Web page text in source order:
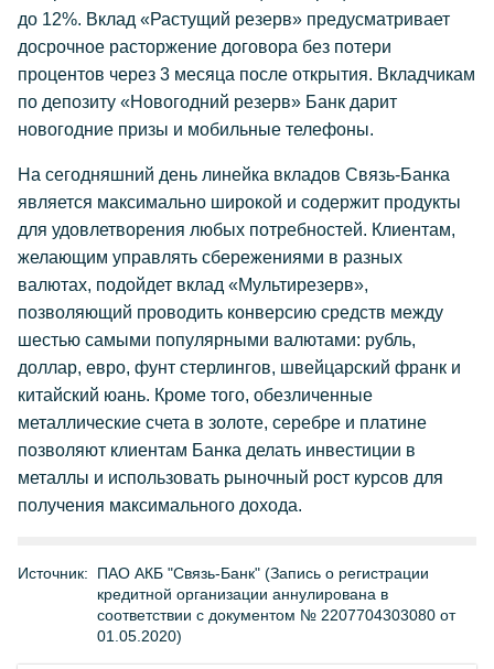
до 12%. Вклад «Растущий резерв» предусматривает
досрочное расторжение договора без потери
процентов через 3 месяца после открытия. Вкладчикам
по депозиту «Новогодний резерв» Банк дарит
новогодние призы и мобильные телефоны.
На сегодняшний день линейка вкладов Связь-Банка
является максимально широкой и содержит продукты
для удовлетворения любых потребностей. Клиентам,
желающим управлять сбережениями в разных
валютах, подойдет вклад «Мультирезерв»,
позволяющий проводить конверсию средств между
шестью самыми популярными валютами: рубль,
доллар, евро, фунт стерлингов, швейцарский франк и
китайский юань. Кроме того, обезличенные
металлические счета в золоте, серебре и платине
позволяют клиентам Банка делать инвестиции в
металлы и использовать рыночный рост курсов для
получения максимального дохода.
Источник:
ПАО АКБ "Связь-Банк" (Запись о регистрации
кредитной организации аннулирована в
соответствии с документом № 2207704303080 от
01.05.2020)